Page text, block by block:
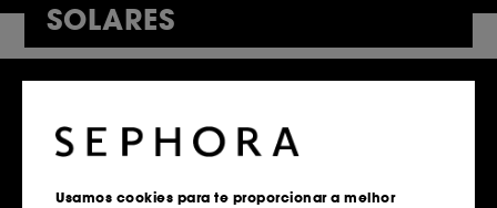
SOLARES
Usamos cookies para te proporcionar a melhor